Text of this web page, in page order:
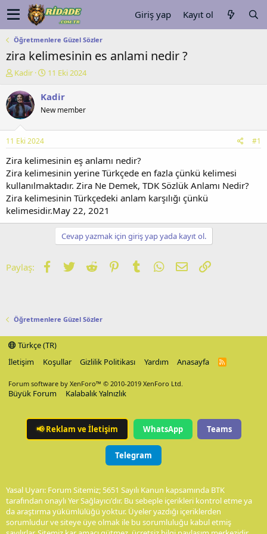
Giriş yap Kayıt ol
Öğretmenlere Güzel Sözler
zira kelimesinin es anlami nedir ?
K
n
u
y
b
a
ş
a
t
a
n
Kadir
B
ş
a
ç
a
r
i
h
i
11 Eki 2024
Kadir
New member
11 Eki 2024 #1
Zira kelimesinin eş anlamı nedir?
Zira kelimesinin yerine Türkçede en fazla çünkü kelimesi
kullanılmaktadır. Zira Ne Demek, TDK Sözlük Anlamı Nedir?
Zira kelimesinin Türkçedeki anlam karşılığı çünkü
kelimesidir.May 22, 2021
Cevap yazmak için giriş yap yada kayıt ol.
Paylaş: Facebook
TwitterReddit PinterestTumblrWhatsApp
E-postaLink
Öğretmenlere Güzel Sözler
Türkçe (TR)
İletişim
Koşullar Gizlilik Politikası Yardım Anasayfa
R
Forum software by XenForo™ © 2010-2019 XenForo Ltd.
Büyük Forum Kalabalık Yalnızlık
📢Reklam ve İletişim WhatsApp Teams
Telegram
Yasal Uyarı: Forum Sitemiz; 5651 Sayılı Kanun kapsamında BTK
tarafından onaylı Yer Sağlayıcı'dır. Bu sebeple içerikleri kontrol etme ya
da araştırma yükümlülüğü yoktur. Üyeler yazdığı içeriklerden
sorumludur ve siteye üye olmak ile bu sorumluluğu kabul etmiş